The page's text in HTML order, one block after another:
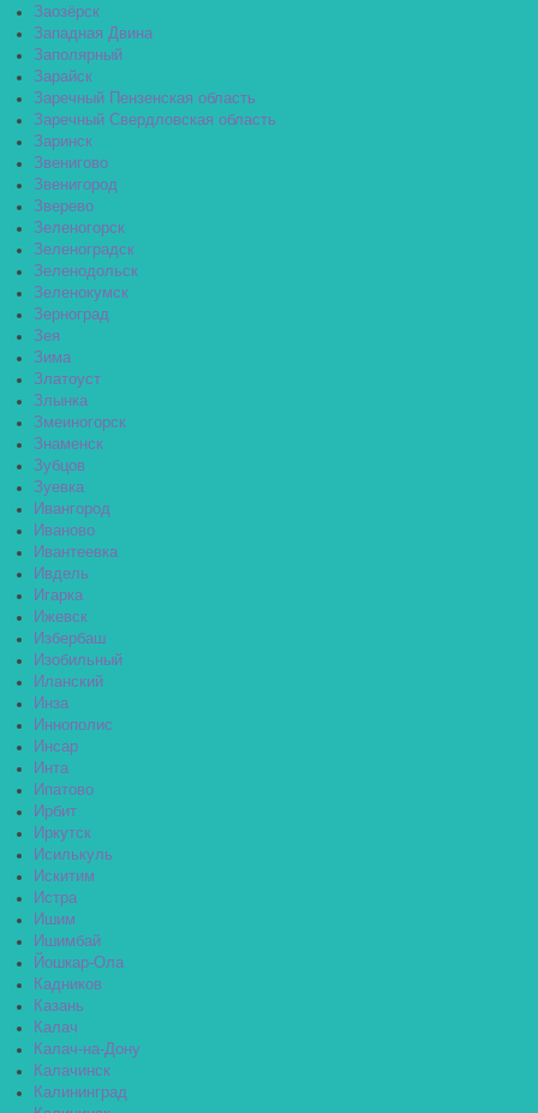
Заозёрск
Западная Двина
Заполярный
Зарайск
Заречный Пензенская область
Заречный Свердловская область
Заринск
Звенигово
Звенигород
Зверево
Зеленогорск
Зеленоградск
Зеленодольск
Зеленокумск
Зерноград
Зея
Зима
Златоуст
Злынка
Змеиногорск
Знаменск
Зубцов
Зуевка
Ивангород
Иваново
Ивантеевка
Ивдель
Игарка
Ижевск
Избербаш
Изобильный
Иланский
Инза
Иннополис
Инсар
Инта
Ипатово
Ирбит
Иркутск
Исилькуль
Искитим
Истра
Ишим
Ишимбай
Йошкар-Ола
Кадников
Казань
Калач
Калач-на-Дону
Калачинск
Калининград